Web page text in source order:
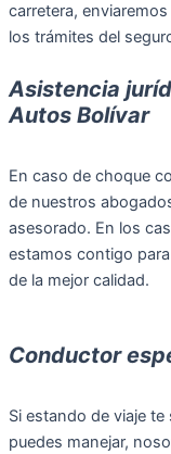
carretera,
los trámites del
Asistencia
Autos Bolívar
En caso de choque
de nuestros
asesorado. En los
estamos contigo
de la mejor calidad.
Conductor
Si estando de viaje
puedes manejar,